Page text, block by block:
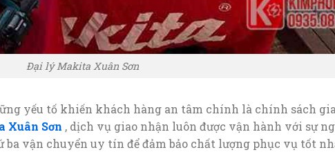
Đại lý Makita Xuân Sơn
yếu tố khiến khách hàng an tâm chính là chính sách
Xuân Sơn , dịch vụ giao nhận luôn được vận hành với sự
ba vận chuyển uy tín để đảm bảo chất lượng phục vụ tốt